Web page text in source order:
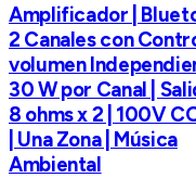
Amplificador |
2 Canales con
volumen
30 W por Canal |
8 ohms x 2 | 100V
| Una Zona | Música
Ambiental